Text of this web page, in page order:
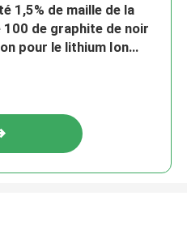
1,5% de maille de la
100 de graphite de noir
pour le lithium Ion